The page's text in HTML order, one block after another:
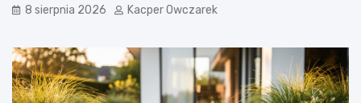
8 sierpnia 2026 Kacper Owczarek